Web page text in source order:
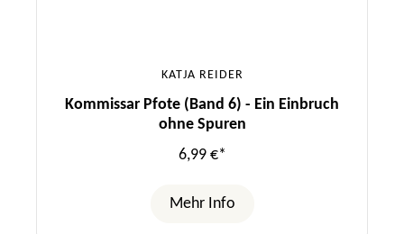
KATJA REIDER
Kommissar Pfote (Band 6) - Ein Einbruch
ohne Spuren
6,99 €*
Mehr Info